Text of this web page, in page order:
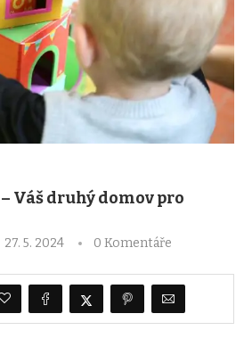
Váš druhý domov pro
27. 5. 2024 0 Komentáře